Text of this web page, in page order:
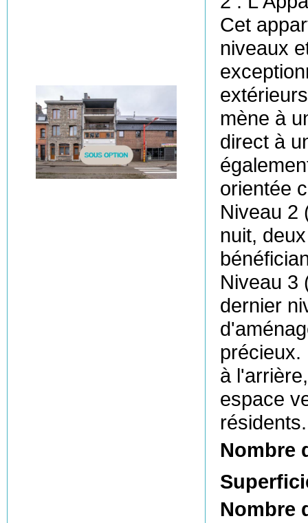
Cet
niveaux
mène à
direct à
orientée
Niveau 2
nuit,
Niveau 3
dernier
précieux.
à
espace
résidents.
Nombre
Nombre